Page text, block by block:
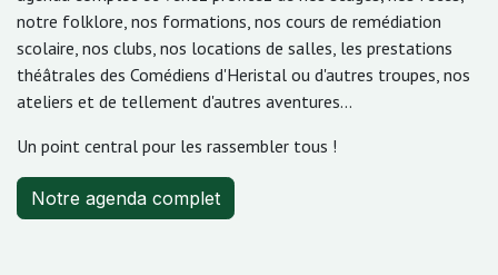
notre folklore, nos formations, nos cours de remédiation
scolaire, nos clubs, nos locations de salles, les prestations
théâtrales des Comédiens d'Heristal ou d'autres troupes, nos
ateliers et de tellement d'autres aventures...
Un point central pour les rassembler tous !
Notre agenda complet